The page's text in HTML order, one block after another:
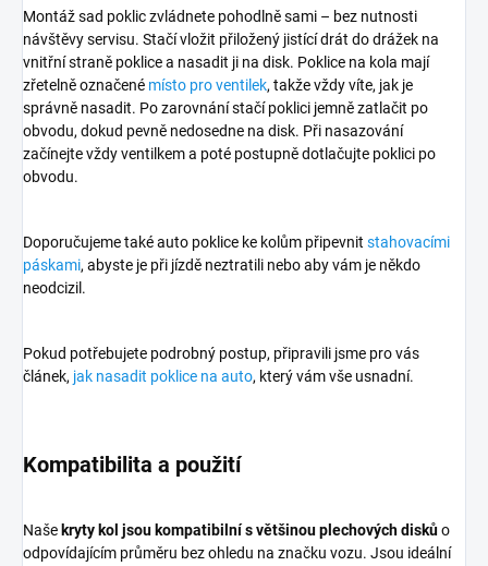
Montáž sad poklic zvládnete pohodlně sami – bez nutnosti
návštěvy servisu. Stačí vložit přiložený jistící drát do drážek na
vnitřní straně poklice a nasadit ji na disk. Poklice na kola mají
zřetelně označené místo pro ventilek, takže vždy víte, jak je
správně nasadit. Po zarovnání stačí poklici jemně zatlačit po
obvodu, dokud pevně nedosedne na disk. Při nasazování
začínejte vždy ventilkem a poté postupně dotlačujte poklici po
obvodu.
Doporučujeme také auto poklice ke kolům připevnit stahovacími
páskami, abyste je při jízdě neztratili nebo aby vám je někdo
neodcizil.
Pokud potřebujete podrobný postup, připravili jsme pro vás
článek, jak nasadit poklice na auto, který vám vše usnadní.
Kompatibilita a použití
Naše kryty kol jsou kompatibilní s většinou plechových diskůo
odpovídajícím průměru bez ohledu na značku vozu. Jsou ideální